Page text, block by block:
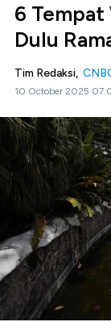
6 Tempat
Dulu
Tim Redaksi,
10 October 2025